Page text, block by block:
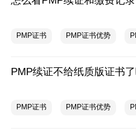
PMP证书 PMP证书优势
PMP续证不给纸质版证书
PMP证书 PMP证书优势